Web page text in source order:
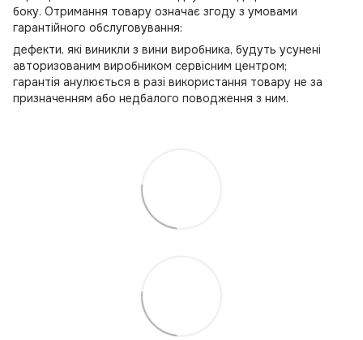
боку. Отримання товару означає згоду з умовами
гарантійного обслуговування:
дефекти, які виникли з вини виробника, будуть усунені
авторизованим виробником сервісним центром;
гарантія анулюється в разі використання товару не за
призначенням або недбалого поводження з ним.